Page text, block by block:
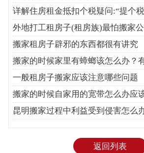
详解住房租金抵扣个税疑问:“提个
外地打工租房子(租房族)最怕搬家
搬家租房子辟邪的东西都很有讲究
搬家的时候家里有蟑螂该怎么办？
一般租房子搬家应该注意哪些问题
搬家的时候自家用的宽带怎么办应
昆明搬家过程中利益受到侵害怎么
返回列表